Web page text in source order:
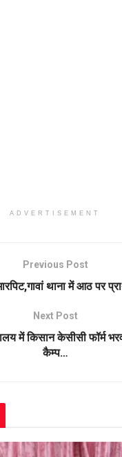
ADVERTISEMENT
Previous Post
थाना में आठ पर
Next Post
में किसान केसीसी फॉर्म
कैम्प…